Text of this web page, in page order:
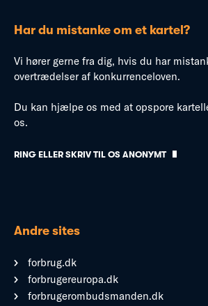
Har du mistanke om et kartel?
Vi hører gerne fra dig, hvis du har
overtrædelser af konkurrenceloven.
Du kan hjælpe os med at opspore
os.
RING ELLER SKRIV TIL OS ANONYMT
Andre sites
forbrug.dk
forbrugereuropa.dk
forbrugerombudsmanden.dk